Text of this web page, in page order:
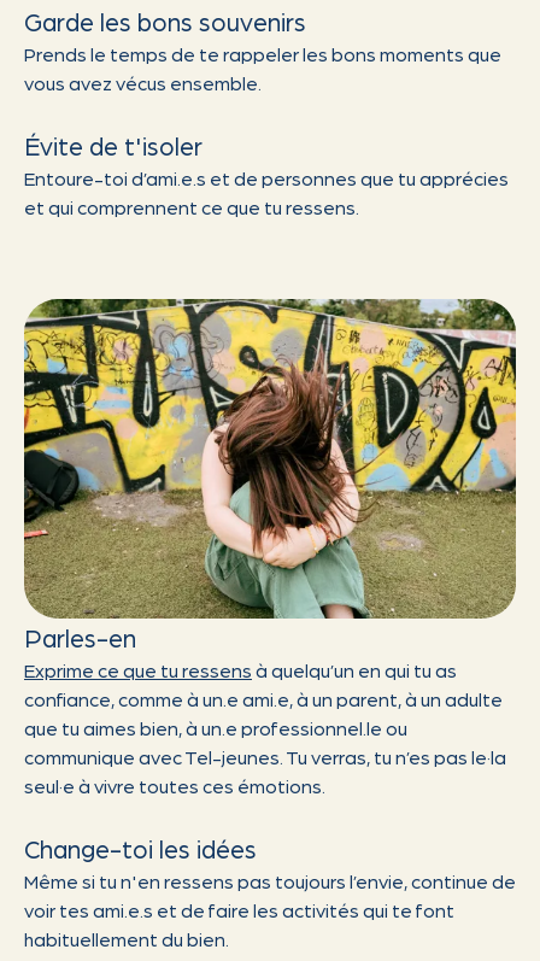
Garde les bons souvenirs
Prends le temps de te rappeler les bons moments que
vous avez vécus ensemble.
Évite de t'isoler
Entoure-toi d’ami.e.s et de personnes que tu apprécies
et qui comprennent ce que tu ressens.
Parles-en
Exprime ce que tu ressens à quelqu’un en qui tu as
confiance, comme à un.e ami.e, à un parent, à un adulte
que tu aimes bien, à un.e professionnel.le ou
communique avec Tel-jeunes. Tu verras, tu n’es pas le·la
seul·e à vivre toutes ces émotions.
Change-toi les idées
Même si tu n'en ressens pas toujours l’envie, continue de
voir tes ami.e.s et de faire les activités qui te font
habituellement du bien.